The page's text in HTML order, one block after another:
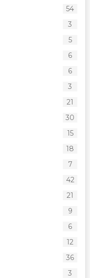
54
3
5
6
6
3
21
30
15
18
7
42
21
9
6
12
36
3